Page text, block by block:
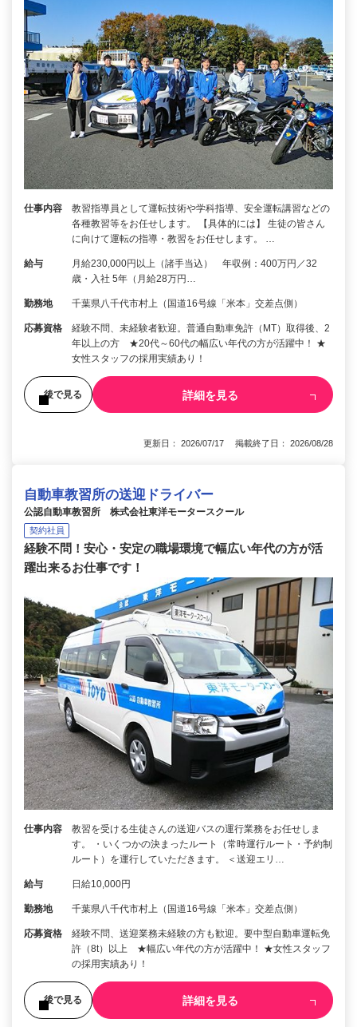
仕事内容
教習指導員として運転技術や学科指導、安全運転講習などの
各種教習等をお任せします。 【具体的には】 生徒の皆さん
に向けて運転の指導・教習をお任せします。 …
給与
月給230,000円以上（諸手当込） 年収例：400万円／32
歳・入社 5年（月給28万円…
勤務地 千葉県八千代市村上（国道16号線「米本」交差点側）
応募資格
経験不問、未経験者歓迎。普通自動車免許（MT）取得後、2
年以上の方 ★20代～60代の幅広い年代の方が活躍中！ ★
女性スタッフの採用実績あり！
後で見る 詳細を見る
更新日： 2026/07/17 掲載終了日： 2026/08/28
自動車教習所の送迎ドライバー
公認自動車教習所 株式会社東洋モータースクール
契約社員
経験不問！安心・安定の職場環境で幅広い年代の方が活
躍出来るお仕事です！
仕事内容
教習を受ける生徒さんの送迎バスの運行業務をお任せしま
す。 ・いくつかの決まったルート（常時運行ルート・予約制
ルート）を運行していただきます。 ＜送迎エリ…
給与 日給10,000円
勤務地 千葉県八千代市村上（国道16号線「米本」交差点側）
応募資格
経験不問、送迎業務未経験の方も歓迎。要中型自動車運転免
許（8t）以上 ★幅広い年代の方が活躍中！ ★女性スタッフ
の採用実績あり！
後で見る 詳細を見る